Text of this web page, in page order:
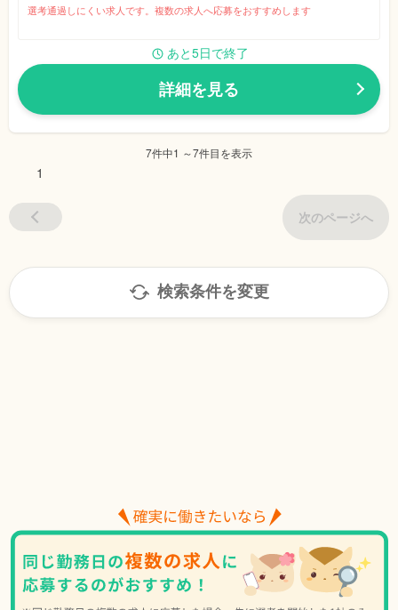
選考通過しにくい求人です。複数の求人へ応募をおすすめします
あと5日で終了
詳細を見る
7件中1 ～7件目を表示
1
次のページへ
検索条件を変更